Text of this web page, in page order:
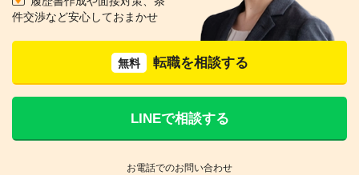
件交渉など安心しておまかせ
無料 転職を相談する
LINEで相談する
お電話でのお問い合わせ